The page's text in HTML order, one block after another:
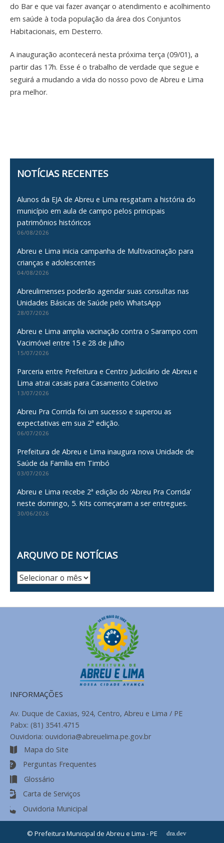
do Bar e que vai fazer avançar o atendimento e acolhimento
em saúde à toda população da área dos Conjuntos
Habitacionais, em Desterro.
A inauguração acontecerá nesta próxima terça (09/01), a
partir das 17h. Esse é o trabalho de verdade que segue e
seguirá a mudando a vida do nosso povo de Abreu e Lima
pra melhor.
NOTÍCIAS RECENTES
Alunos da EJA de Abreu e Lima resgatam a história do
município em aula de campo pelos principais
patrimônios históricos
06/08/2026
Abreu e Lima inicia campanha de Multivacinação para
crianças e adolescentes
04/08/2026
Abreulimenses poderão agendar suas consultas nas
Unidades Básicas de Saúde pelo WhatsApp
28/07/2026
Abreu e Lima amplia vacinação contra o Sarampo com
Vacimóvel entre 15 e 28 de julho
15/07/2026
Parceria entre Prefeitura e Centro Judiciário de Abreu e
Lima atrai casais para Casamento Coletivo
13/07/2026
Abreu Pra Corrida foi um sucesso e superou as
expectativas em sua 2ª edição.
06/07/2026
Prefeitura de Abreu e Lima inaugura nova Unidade de
Saúde da Família em Timbó
03/07/2026
Abreu e Lima recebe 2ª edição do ‘Abreu Pra Corrida’
neste domingo, 5. Kits começaram a ser entregues.
30/06/2026
ARQUIVO DE NOTÍCIAS
Arquivo
INFORMAÇÕES
Av. Duque de Caxias, 924, Centro, Abreu e Lima / PE
Pabx: (81) 3541.4715
Ouvidoria: ouvidoria@abreuelima.pe.gov.br
Mapa do Site
Perguntas Frequentes
Glossário
Carta de Serviços
Ouvidoria Municipal
© Prefeitura Municipal de Abreu e Lima - PE dra.dev